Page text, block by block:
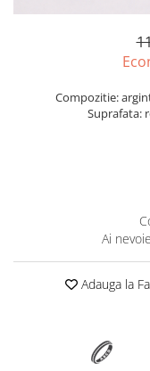
marimea 60
marimea 67
marimea 68
marime reglabila
Compozitie:
Suprafata:
Ai
Adauga la